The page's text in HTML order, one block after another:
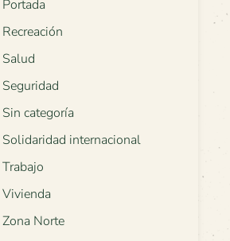
Portada
Recreación
Salud
Seguridad
Sin categoría
Solidaridad internacional
Trabajo
Vivienda
Zona Norte